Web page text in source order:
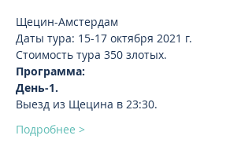
Щецин-Амстердам
Даты тура: 15-17 октября 2021 г.
Стоимость тура 350 злотых.
Программа:
День-1.
Выезд из Щецина в 23:30.
Подробнее >